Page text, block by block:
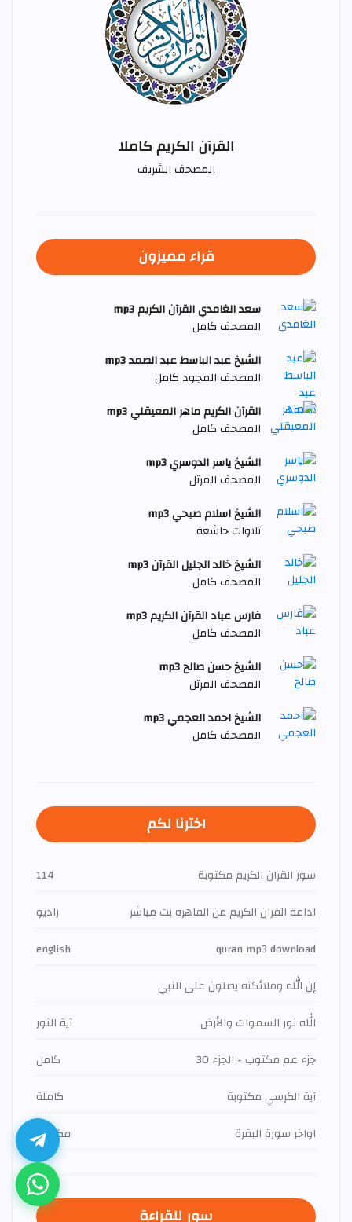
القرآن الكريم كاملا
المصحف الشريف
قراء مميزون
سعد الغامدي القرآن الكريم mp3
المصحف كامل
الشيخ عبد الباسط عبد الصمد mp3
المصحف المجود كامل
القرآن الكريم ماهر المعيقلي mp3
المصحف كامل
الشيخ ياسر الدوسري mp3
المصحف المرتل
الشيخ اسلام صبحي mp3
تلاوات خاشعة
الشيخ خالد الجليل القرآن mp3
المصحف كامل
فارس عباد القرآن الكريم mp3
المصحف كامل
الشيخ حسن صالح mp3
المصحف المرتل
الشيخ احمد العجمي mp3
المصحف كامل
اخترنا لكم
سور القران الكريم مكتوبة
114
اذاعة القران الكريم من القاهرة بث مباشر
راديو
quran mp3 download
english
إن الله وملائكته يصلون على النبي
الله نور السموات والأرض
آية النور
جزء عم مكتوب - الجزء 30
كامل
آية الكرسي مكتوبة
كاملة
اواخر سورة البقرة
مكتوبة
سور للقراءة